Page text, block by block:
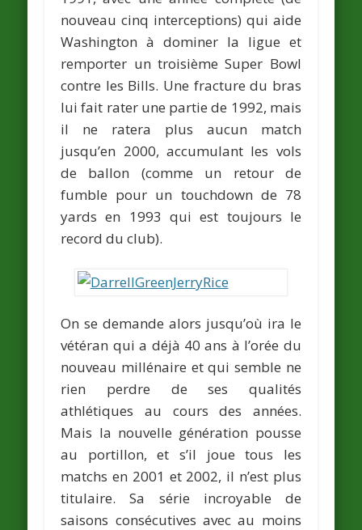
nouveau cinq interceptions) qui aide
Washington à dominer la ligue et
remporter un troisième Super Bowl
contre les Bills. Une fracture du bras
lui fait rater une partie de 1992, mais
il ne ratera plus aucun match
jusqu’en 2000, accumulant les vols
de ballon (comme un retour de
fumble pour un touchdown de 78
yards en 1993 qui est toujours le
record du club).
On se demande alors jusqu’où ira le
vétéran qui a déjà 40 ans à l’orée du
nouveau millénaire et qui semble ne
rien perdre de ses qualités
athlétiques au cours des années.
Mais la nouvelle génération pousse
au portillon, et s’il joue tous les
matchs en 2001 et 2002, il n’est plus
titulaire. Sa série incroyable de
saisons consécutives avec au moins